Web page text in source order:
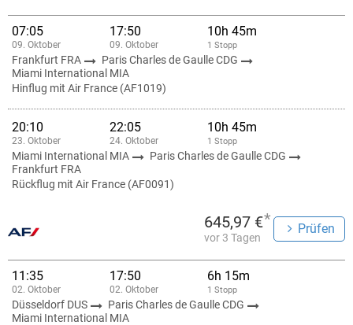
07:05
09. Oktober
17:50
09. Oktober
10h 45m
1 Stopp
Frankfurt FRA
Paris Charles de Gaulle CDG
Miami International MIA
Hinflug mit Air France (AF1019)
20:10
23. Oktober
22:05
24. Oktober
10h 45m
1 Stopp
Miami International MIA
Paris Charles de Gaulle CDG
Frankfurt FRA
Rückflug mit Air France (AF0091)
645,97 €*
vor 3 Tagen
Prüfen
11:35
02. Oktober
17:50
02. Oktober
6h 15m
1 Stopp
Düsseldorf DUS
Paris Charles de Gaulle CDG
Miami International MIA